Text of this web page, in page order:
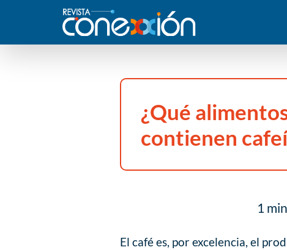
¿Qué
contienen
1
El café es, por excelencia, el